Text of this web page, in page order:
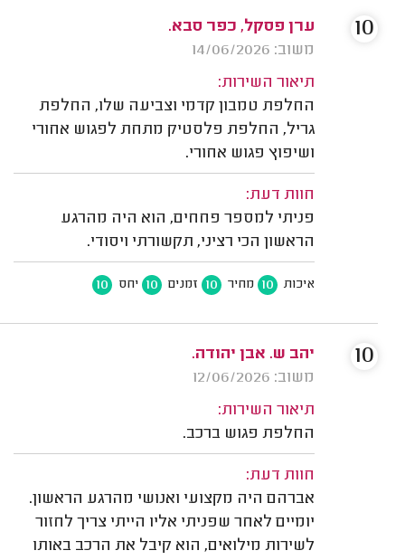
ערן פסקל, כפר סבא.
משוב: 14/06/2026
תיאור השירות:
החלפת טמבון קדמי וצביעה שלו, החלפת
גריל, החלפת פלסטיק מתחת לפגוש אחורי
ושיפוץ פגוש אחורי.
חוות דעת:
פניתי למספר פחחים, הוא היה מהרגע
הראשון הכי רציני, תקשורתי ויסודי.
איכות 10 מחיר 10 זמנים 10 יחס 10
10
יהב ש. אבן יהודה.
משוב: 12/06/2026
תיאור השירות:
החלפת פגוש ברכב.
חוות דעת:
אברהם היה מקצועי ואנושי מהרגע הראשון.
יומיים לאחר שפניתי אליו הייתי צריך לחזור
לשירות מילואים, הוא קיבל את הרכב באותו
10